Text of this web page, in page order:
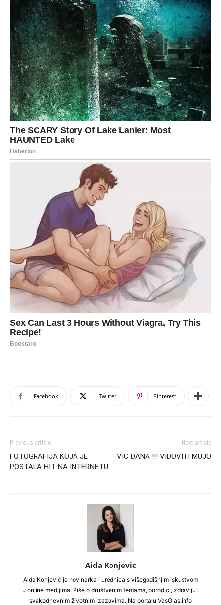
Facebook Twitter Pinterest
Previous article
FOTOGRAFIJA KOJA JE
POSTALA HIT NA INTERNETU
Next article
VIC DANA !!! VIDOVITI MUJO
Aida Konjevic
Aida Konjević je novinarka i urednica s višegodišnjim iskustvom
u online medijima. Piše o društvenim temama, porodici, zdravlju i
svakodnevnim životnim izazovima. Na portalu VasGlas.info